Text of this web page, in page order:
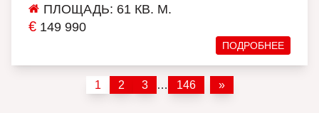
ПЛОЩАДЬ: 61 КВ. М.
€ 149 990
ПОДРОБНЕЕ
1 2 3 … 146 »